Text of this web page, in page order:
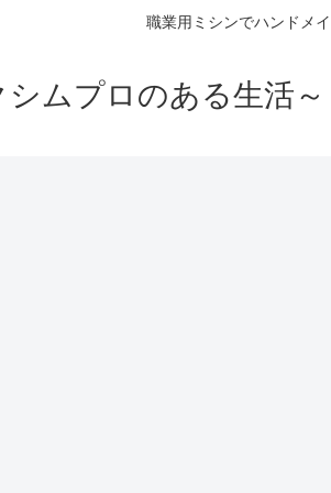
職業用ミシンでハンドメ
シムプロのある生活